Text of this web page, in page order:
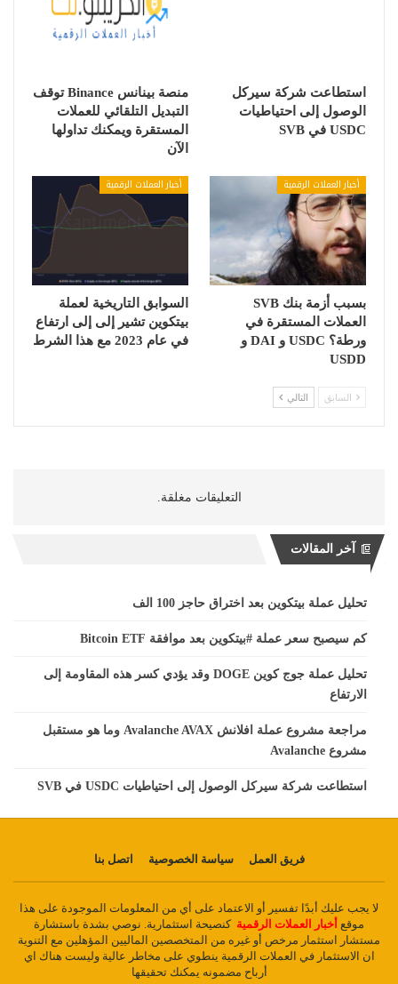
استطاعت شركة سيركل
الوصول إلى احتياطيات
USDC في SVB
منصة بينانس Binance توقف
التبديل التلقائي للعملات
المستقرة ويمكنك تداولها
الآن
أخبار العملات الرقمية
بسبب أزمة بنك SVB
العملات المستقرة في
ورطة؟ USDC و DAI و
USDD
أخبار العملات الرقمية
السوابق التاريخية لعملة
بيتكوين تشير إلى إلى ارتفاع
في عام 2023 مع هذا الشرط
السابق التالي
التعليقات مغلقة.
آخر المقالات
تحليل عملة بيتكوين بعد اختراق حاجز 100 الف
كم سيصبح سعر عملة #بيتكوين بعد موافقة Bitcoin ETF
تحليل عملة جوج كوين DOGE وقد يؤدي كسر هذه المقاومة إلى
الارتفاع
مراجعة مشروع عملة افلانش Avalanche AVAX وما هو مستقبل
مشروع Avalanche
استطاعت شركة سيركل الوصول إلى احتياطيات USDC في SVB
فريق العمل سياسة الخصوصية اتصل بنا
لا يجب عليك أبدًا تفسير أو الاعتماد على أي من المعلومات الموجودة على هذا
موقع أخبار العملات الرقمية كنصيحة استثمارية. نوصي بشدة باستشارة
مستشار استثمار مرخص أو غيره من المتخصصين الماليين المؤهلين مع التنوية
ان الاستثمار في العملات الرقمية ينطوي على مخاطر عالية وليست هناك اي
أرباح مضمونه يمكنك تحقيقها